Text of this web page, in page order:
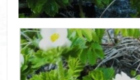
初心者向け
初心者 冬桜
八十八か所巡り
八ヶ岳
兜造りの江戸時代後期の民家
兜山
信濃川上
佐野峠 佐野